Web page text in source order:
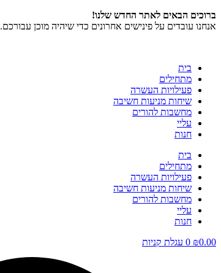
דלג
לתוכן
ברוכים הבאים לאתר החדש שלנו!
אנחנו עובדים על פינישים אחרונים כדי שיהיה מוכן עבורכם.
בית
מתחילים
פעילויות העשרה
שיחות מניעות חשיבה
מחשבות להורים
עליי
חנות
בית
מתחילים
פעילויות העשרה
שיחות מניעות חשיבה
מחשבות להורים
עליי
חנות
₪0.00
0 עגלת קניות